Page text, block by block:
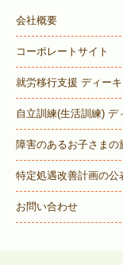
会社概要
コーポレートサイト
就労移行支援 ディー
自立訓練(生活訓練) デ
障害のあるお子さまの
特定処遇改善計画の公
お問い合わせ